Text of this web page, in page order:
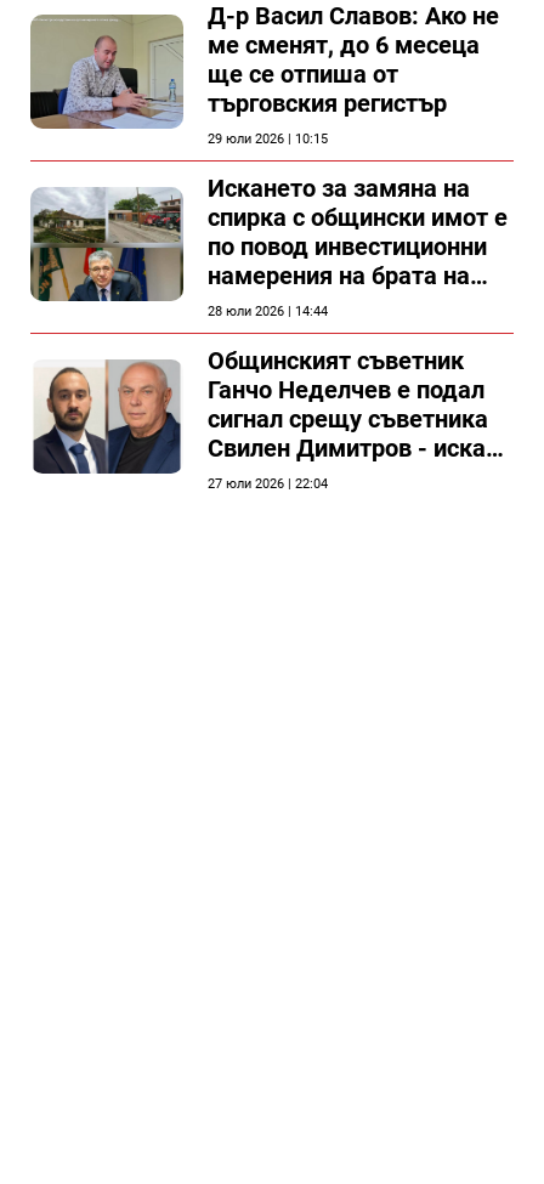
Д-р Васил Славов: Ако не
ме сменят, до 6 месеца
ще се отпиша от
търговския регистър
29 юли 2026 | 10:15
Искането за замяна на
спирка с общински имот е
по повод инвестиционни
намерения на брата на
председателя на
Общински съвет Силистра
28 юли 2026 | 14:44
Общинският съветник
Ганчо Неделчев е подал
сигнал срещу съветника
Свилен Димитров - иска
етичната комисия на
27 юли 2026 | 22:04